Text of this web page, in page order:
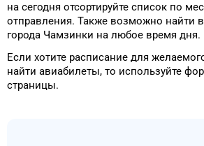
на сегодня отсортируйте список по
отправления. Также возможно найти
города Чамзинки на любое время дня.
Если хотите расписание для
найти авиабилеты, то используйте
страницы.